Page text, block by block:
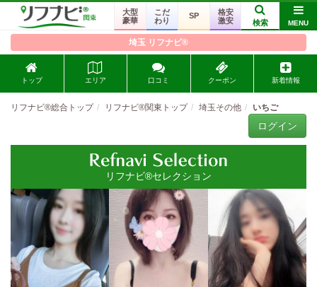
大型
豪華
こだ
わり
SP
格安
激安
検索 MENU
埼玉 リフナビ®
トップ エリア 口コミ クーポン 新着情報
リフナビ®総合トップ リフナビ®関東トップ 埼玉その他 いちご
ログイン
リフナビ®セレクション